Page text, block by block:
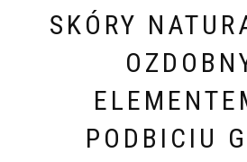
SKÓRY
PODBICIU